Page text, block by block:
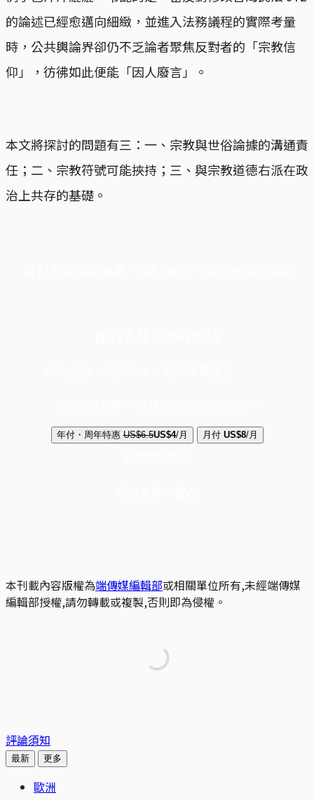
的論述已經愈邁向細緻，並進入法務議程的實際考量
時，公共輿論界卻仍不乏論者聚焦反對者的「宗教信
仰」，彷彿如此便能「因人廢言」。
本文將探討的問題有三：一、宗教與世俗論據的溝通責
任；二、宗教符號可能挾持；三、與宗教道德右派在政
治上共存的基礎。
年付・周年特惠 US$6.5US$4/月 月付 US$8/月
本刊載內容版權為端傳媒編輯部或相關單位所有,未經端傳媒
編輯部授權,請勿轉載或複製,否則即為侵權。
評論須知
最新 更多
歐洲